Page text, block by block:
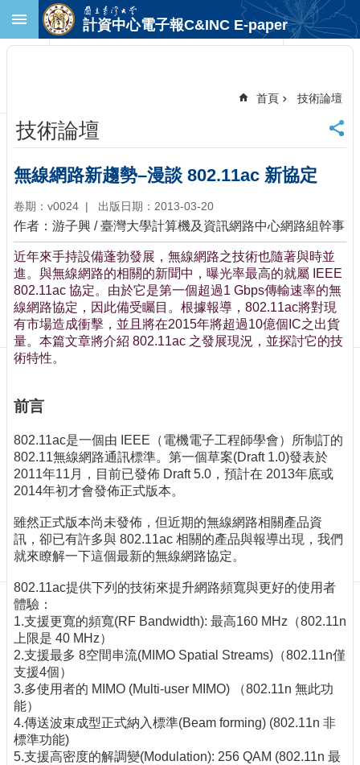
跳到主要內容區塊
首
頁
臺
大
首
頁
計
中
首
頁
聯
絡
資
訊
閱/
消
網
站
導
最
新
息
關
於
我
們
出
版
刊
物
計資中心電子報C&INC E-paper
首頁 技術論壇
技術論壇
無線網路新趨勢–漫談 802.11ac 新協定
卷期：v0024 出版日期：2013-03-20
作者：游子興 / 臺灣大學計算機及資訊網路中心網路組幹事
近年來手持設備蓬勃發展，無線網路之技術也隨著與時並
進。與無線網路的相關的新聞中，曝光率最高的就屬 IEEE
802.11ac 協定。由於它是第一個超過1 Gbps傳輸速率的無
線網路協定，因此備受矚目。根據報導，802.11ac將對現
有市場造成衝擊，並且將在2015年將超過10億個IC之出貨
量。本篇文章將介紹 802.11ac 之發展現況，並探討它的技
術特性。
前言
802.11ac是一個由 IEEE（電機電子工程師學會）所制訂的
802.11無線網路通訊標準。第一個草案(Draft 1.0)發表於
2011年11月，目前已發佈 Draft 5.0，預計在 2013年底或
2014年初才會發佈正式版本。
雖然正式版本尚未發佈，但近期的無線網路相關產品資
訊，卻已有許多與 802.11ac 相關的產品與報導出現，我們
就來瞭解一下這個最新的無線網路協定。
802.11ac提供下列的技術來提升網路頻寬與更好的使用者
體驗：
1.支援更寬的頻寬(RF Bandwidth): 最高160 MHz（802.11n
上限是 40 MHz）
2.支援最多 8空間串流(MIMO Spatial Streams)（802.11n僅
支援4個）
3.多使用者的 MIMO (Multi-user MIMO) （802.11n 無此功
能）
4.傳送波束成型正式納入標準(Beam forming) (802.11n 非
標準功能)
5.支援高密度的解調變(Modulation): 256 QAM (802.11n 最